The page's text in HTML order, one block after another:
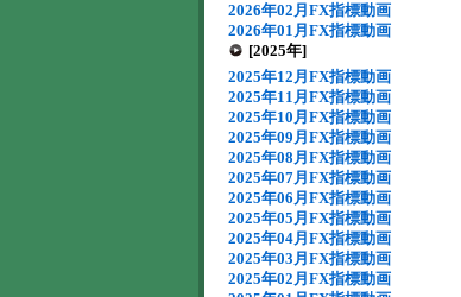
2026年02月FX指標動画
2026年01月FX指標動画
[2025年]
2025年12月FX指標動画
2025年11月FX指標動画
2025年10月FX指標動画
2025年09月FX指標動画
2025年08月FX指標動画
2025年07月FX指標動画
2025年06月FX指標動画
2025年05月FX指標動画
2025年04月FX指標動画
2025年03月FX指標動画
2025年02月FX指標動画